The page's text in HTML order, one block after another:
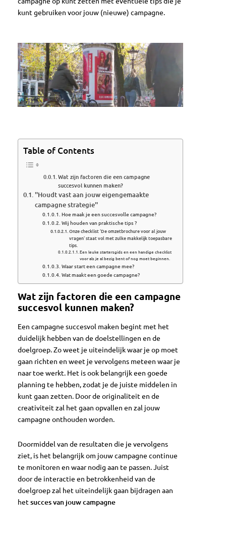
kunt gebruiken voor jouw (nieuwe) campagne.
Table of Contents
Wat zijn factoren die een campagne
succesvol kunnen maken?
''Houdt vast aan jouw eigengemaakte
campagne strategie''
Hoe maak je een succesvolle campagne?
Wij houden van praktische tips ?
Onze checklist ‘De omzetbrochure voor al jouw
vragen’ staat vol met zulke makkelijk toepasbare
tips.
Een leuke startersgids en een handige checklist
voor als je al bezig bent of nog moet beginnen.
Waar start een campagne mee?
Wat maakt een goede campagne?
Wat zijn factoren die een campagne
succesvol kunnen maken?
Een campagne succesvol maken begint met het
duidelijk hebben van de doelstellingen en de
doelgroep. Zo weet je uiteindelijk waar je op moet
gaan richten en weet je vervolgens meteen waar je
naar toe werkt. Het is ook belangrijk een goede
planning te hebben, zodat je de juiste middelen in
kunt gaan zetten. Door de originaliteit en de
creativiteit zal het gaan opvallen en zal jouw
campagne onthouden worden.
Doormiddel van de resultaten die je vervolgens
ziet, is het belangrijk om jouw campagne continue
te monitoren en waar nodig aan te passen. Juist
door de interactie en betrokkenheid van de
doelgroep zal het uiteindelijk gaan bijdragen aan
hetsucces van jouw campagne